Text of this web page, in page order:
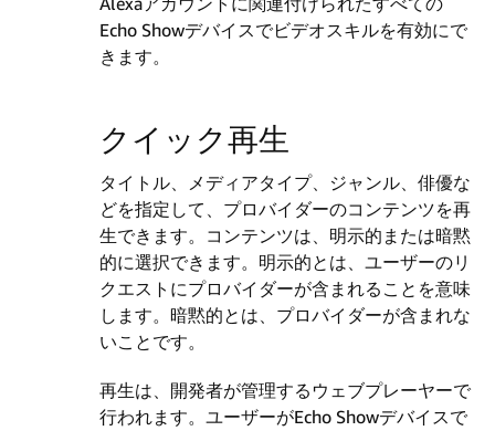
Echo Showデバイスでビデオスキルを有効にで
きます。
クイック再生
タイトル、メディアタイプ、ジャンル、俳優な
どを指定して、プロバイダーのコンテンツを再
生できます。コンテンツは、明示的または暗黙
的に選択できます。明示的とは、ユーザーのリ
クエストにプロバイダーが含まれることを意味
します。暗黙的とは、プロバイダーが含まれな
いことです。
再生は、開発者が管理するウェブプレーヤーで
行われます。ユーザーがEcho Showデバイスで